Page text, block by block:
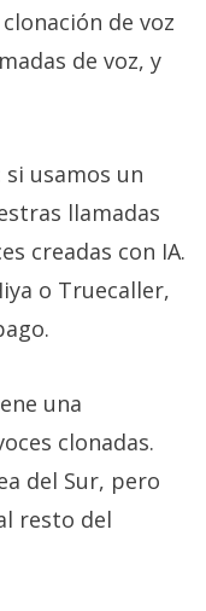
de voz
de voz, y
si usamos un
llamadas
creadas con IA.
o Truecaller,
una
clonadas.
del Sur, pero
resto del